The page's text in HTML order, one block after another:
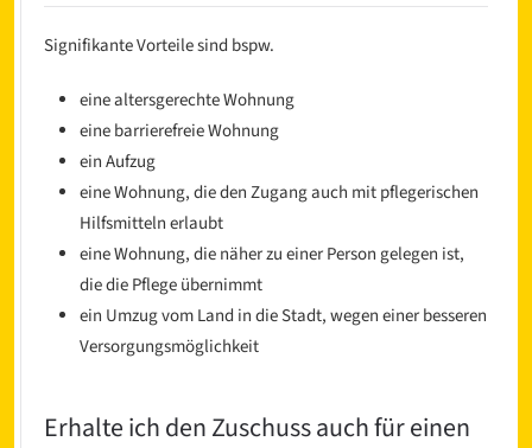
Signifikante Vorteile sind bspw.
eine altersgerechte Wohnung
eine barrierefreie Wohnung
ein Aufzug
eine Wohnung, die den Zugang auch mit pflegerischen
Hilfsmitteln erlaubt
eine Wohnung, die näher zu einer Person gelegen ist,
die die Pflege übernimmt
ein Umzug vom Land in die Stadt, wegen einer besseren
Versorgungsmöglichkeit
Erhalte ich den Zuschuss auch für einen